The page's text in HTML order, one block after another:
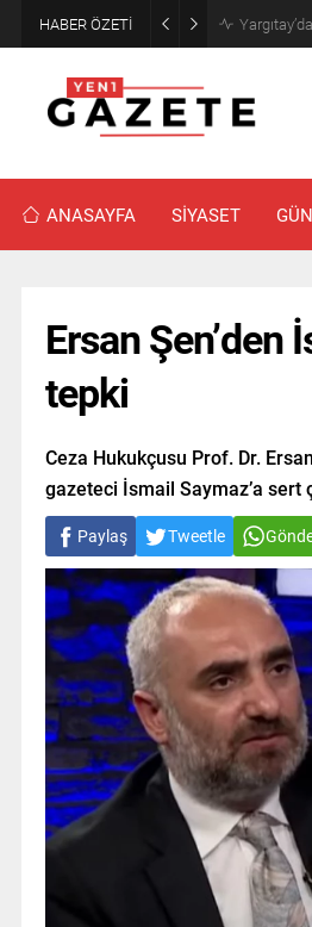
HABER ÖZETİ Narin
ANASAYFA SİYASET
Ersan Şen’den
tepki
Ceza Hukukçusu Prof. Dr.
gazeteci İsmail Saymaz’a sert
Paylaş Tweetle